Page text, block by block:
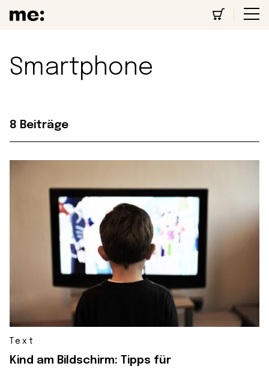
Smartphone
8 Beiträge
Text
Kind am Bildschirm: Tipps für